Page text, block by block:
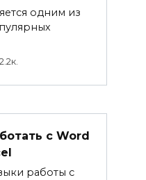
одним из
2.2к.
с Word
работы с